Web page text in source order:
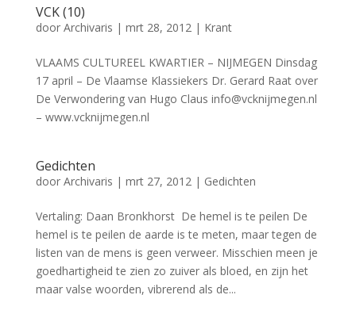
VCK (10)
door Archivaris | mrt 28, 2012| Krant
VLAAMS CULTUREEL KWARTIER – NIJMEGEN Dinsdag
17 april – De Vlaamse Klassiekers Dr. Gerard Raat over
De Verwondering van Hugo Claus info@vcknijmegen.nl
– www.vcknijmegen.nl
Gedichten
door Archivaris | mrt 27, 2012| Gedichten
Vertaling: Daan Bronkhorst De hemel is te peilen De
hemel is te peilen de aarde is te meten, maar tegen de
listen van de mens is geen verweer. Misschien meen je
goedhartigheid te zien zo zuiver als bloed, en zijn het
maar valse woorden, vibrerend als de...